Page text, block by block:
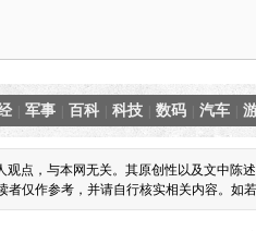
军事 百科 科技 数码 汽车
观点，与本网无关。其原创性以及文中
者仅作参考，并请自行核实相关内容。